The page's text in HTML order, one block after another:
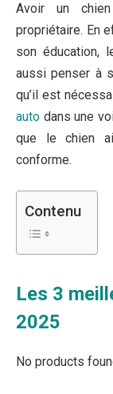
Avoir un
propriétaire. En
son éducation,
aussi penser à
qu’il est
auto dans une
que le chien
conforme.
Contenu
Les 3
2025
No products